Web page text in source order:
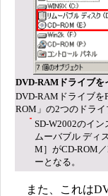
DVD-RAMドライブを
DVD-RAMドライブを
ROM」の2つのドライ
SD-W2002のイ
ムーバブル ディ
M］がCD-ROM
ーとなる。
また、これは